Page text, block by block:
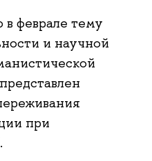
феврале тему
и научной
при